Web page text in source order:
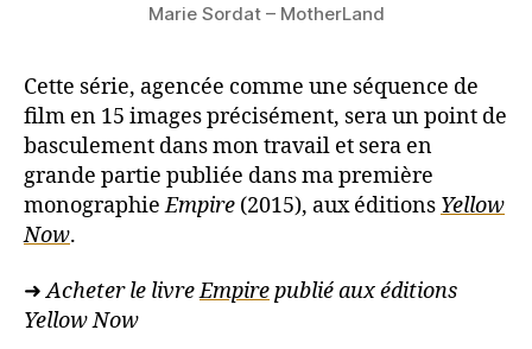
Marie Sordat – MotherLand
Cette série, agencée comme une séquence de
film en 15 images précisément, sera un point de
basculement dans mon travail et sera en
grande partie publiée dans ma première
monographieEmpire (2015), aux éditions Yellow
Now.
➜Acheter le livreEmpirepublié aux éditions
Yellow Now